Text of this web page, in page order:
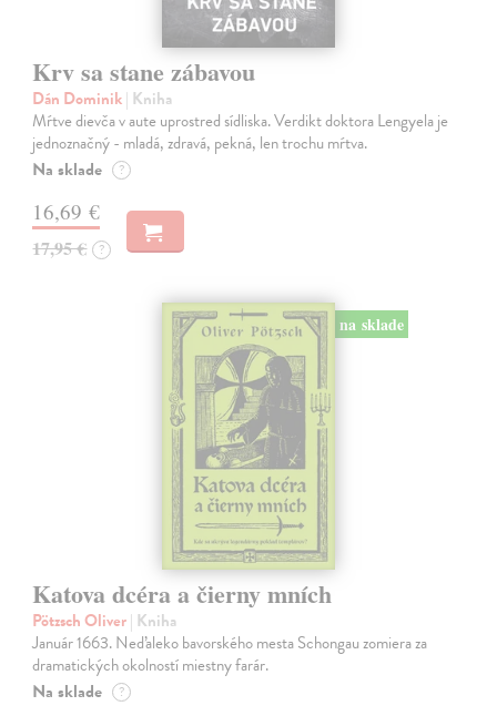
Krv sa stane zábavou
Dán Dominik| Kniha
Mŕtve dievča v aute uprostred sídliska. Verdikt doktora Lengyela je
jednoznačný - mladá, zdravá, pekná, len trochu mŕtva.
Na sklade ?
16,69 €
17,95 € ?
na sklade
Katova dcéra a čierny mních
Pötzsch Oliver| Kniha
Január 1663. Neďaleko bavorského mesta Schongau zomiera za
dramatických okolností miestny farár.
Na sklade ?